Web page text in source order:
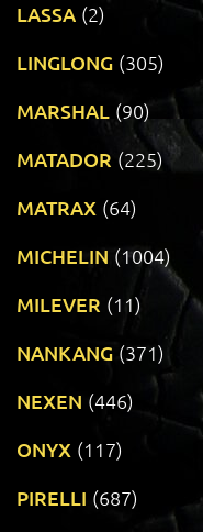
LASSA (2)
LINGLONG (305)
MARSHAL (90)
MATADOR (225)
MATRAX (64)
MICHELIN (1004)
MILEVER (11)
NANKANG (371)
NEXEN (446)
ONYX (117)
PIRELLI (687)